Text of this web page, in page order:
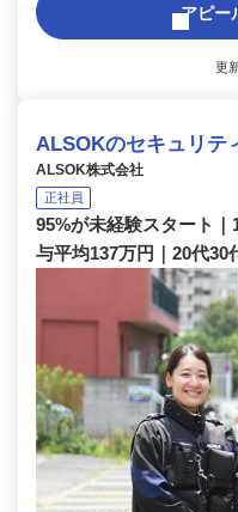
アピー
更
ALSOKのセキュリテ
ALSOK株式会社
正社員
95%が未経験スタート
与平均137万円｜20代30